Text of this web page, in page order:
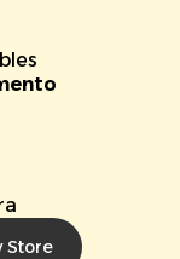
Store